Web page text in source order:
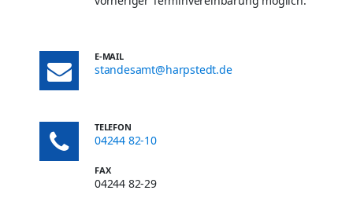
E-MAIL
standesamt@harpstedt.de
TELEFON
04244 82-10
FAX
04244 82-29